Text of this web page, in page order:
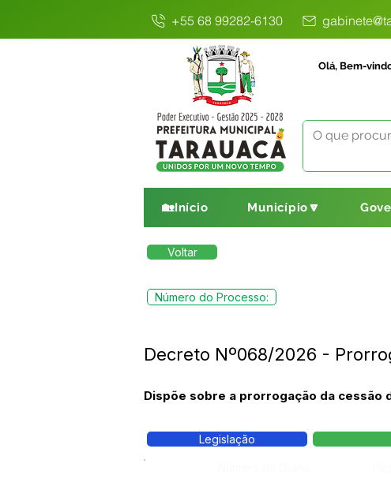
+55 68 99282-6130
Olá, Bem-
🏡Início Município🔽
Voltar
Número do Processo:
Decreto Nº068/2026 -
Dispõe sobre a prorrogação da cessão
Legislação